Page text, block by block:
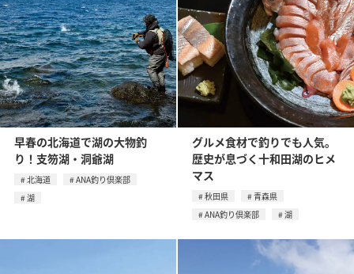
早春の北海道で湖の大物釣
り！支笏湖・洞爺湖
北海道
ANA釣り倶楽部
湖
グルメ食材で釣りでも人気。
歴史が息づく十和田湖のヒメ
マス
秋田県
青森県
ANA釣り倶楽部
湖